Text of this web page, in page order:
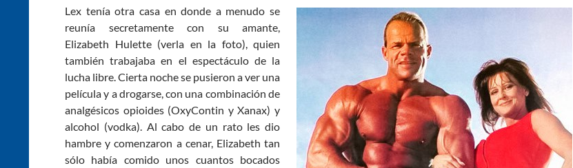
Lex tenía otra casa en donde a menudo se
reunía secretamente con su amante,
Elizabeth Hulette (verla en la foto), quien
también trabajaba en el espectáculo de la
lucha libre. Cierta noche se pusieron a ver una
película y a drogarse, con una combinación de
analgésicos opioides (OxyContin y Xanax) y
alcohol (vodka). Al cabo de un rato les dio
hambre y comenzaron a cenar, Elizabeth tan
sólo había comido unos cuantos bocados